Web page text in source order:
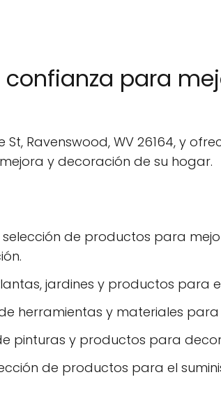
confianza para
Ravenswood, WV 26164, y
y decoración de su hogar.
de productos para
jardines y productos para
herramientas y materiales
pinturas y productos para
de productos para el